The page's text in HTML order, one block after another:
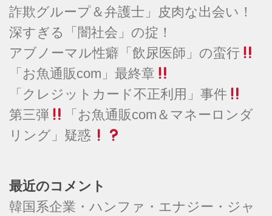
詐欺グループ＆弁護士」皮肉な出会い！
深すぎる「闇社会」の掟！
アブノーマル性癖「飲尿医師」の蛮行
「お魚通販com」最終章
「クレジットカード不正利用」事件
第三弾
「お魚通販com＆マネーロンダ
リング」疑惑
最近のコメント
韓国系企業・ハンファ・エナジー・ジャ